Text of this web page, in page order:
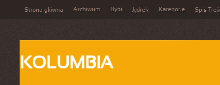
Strona główna Archiwum Byki Jędrek Kategorie Spis
KOLUMBIA